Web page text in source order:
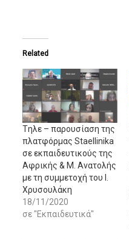
Related
Tηλε – παρουσίαση της
πλατφόρμας Staellinika
σε εκπαιδευτικούς της
Αφρικής & Μ. Ανατολής
με τη συμμετοχή του Ι.
Χρυσουλάκη
18/11/2020
σε "Εκπαιδευτικά"